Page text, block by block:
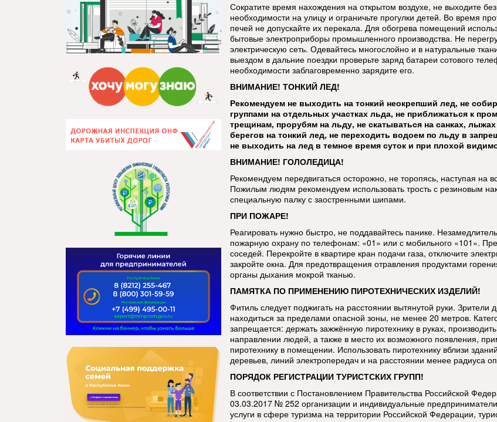
Сократите время нахождения на открытом воздухе, не выходите
необходимости на улицу и ограничьте прогулки детей. Во время
печей не допускайте их перекала. Для обогрева помещений
бытовые электроприборы промышленного производства. Не
электрическую сеть. Одевайтесь многослойно и в натуральные
выездом в дальние поездки проверьте заряд батареи сотового
необходимости заблаговременно зарядите его.
ВНИМАНИЕ! ТОНКИЙ ЛЕД!
Рекомендуем не выходить на тонкий неокрепший лед, не
группами на отдельных участках льда, не приближаться к
трещинам, прорубям на льду, не скатываться на санках,
берегов на тонкий лед, не переходить водоем по льду в
не выходить на лед в темное время суток и при плохой
ВНИМАНИЕ! ГОЛОЛЕДИЦА!
Рекомендуем передвигаться осторожно, не торопясь, наступая на
Пожилым людям рекомендуем использовать трость с резиновым
специальную палку с заостренными шипами.
ПРИ ПОЖАРЕ!
Реагировать нужно быстро, не поддавайтесь панике.
пожарную охрану по телефонам: «01» или с мобильного «101».
соседей. Перекройте в квартире кран подачи газа, отключите
закройте окна. Для предотвращения отравления продуктами
органы дыхания мокрой тканью.
ПАМЯТКА ПО ПРИМЕНЕНИЮ ПИРОТЕХНИЧЕСКИХ ИЗДЕЛИЙ!
Фитиль следует поджигать на расстоянии вытянутой руки. Зрители
находиться за пределами опасной зоны, не менее 20 метров.
запрещается: держать зажжённую пиротехнику в руках, производить
направлении людей, а также в место их возможного появления,
пиротехнику в помещении. Использовать пиротехнику вблизи
деревьев, линий электропередач и на расстоянии менее радиуса
ПОРЯДОК РЕГИСТРАЦИИ ТУРИСТСКИХ ГРУПП!
В соответствии с Постановлением Правительства Российской
03.03.2017 № 252 организации и индивидуальные
услуги в сфере туризма на территории Российской Федерации,